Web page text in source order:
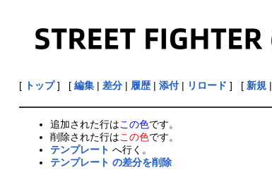
[ トップ] [ 編集| 差分| 履歴| 添付| リロード ] [ 新規|
追加された行はこの色です。
削除された行はこの色です。
テンプレート へ行く。
テンプレート の差分を削除